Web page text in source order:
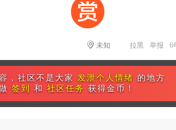
未知 拉黑 举报 6
，社区不是大家 发泄个人情绪 的地方
签到 和 社区任务 获得金币！